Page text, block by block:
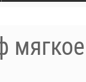
мягкое